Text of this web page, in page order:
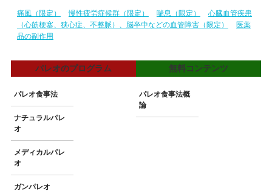
痛風（限定） 慢性疲労症候群（限定） 喘息（限定）
心臓血管疾患
（心筋梗塞、狭心症、不整脈）、脳卒中などの血管障害（限定）
医薬
品の副作用
パレオのプログラム
パレオ食事法
ナチュラルパレ
オ
メディカルパレ
オ
ガンパレオ
無料コンテンツ
パレオ食事法概
論